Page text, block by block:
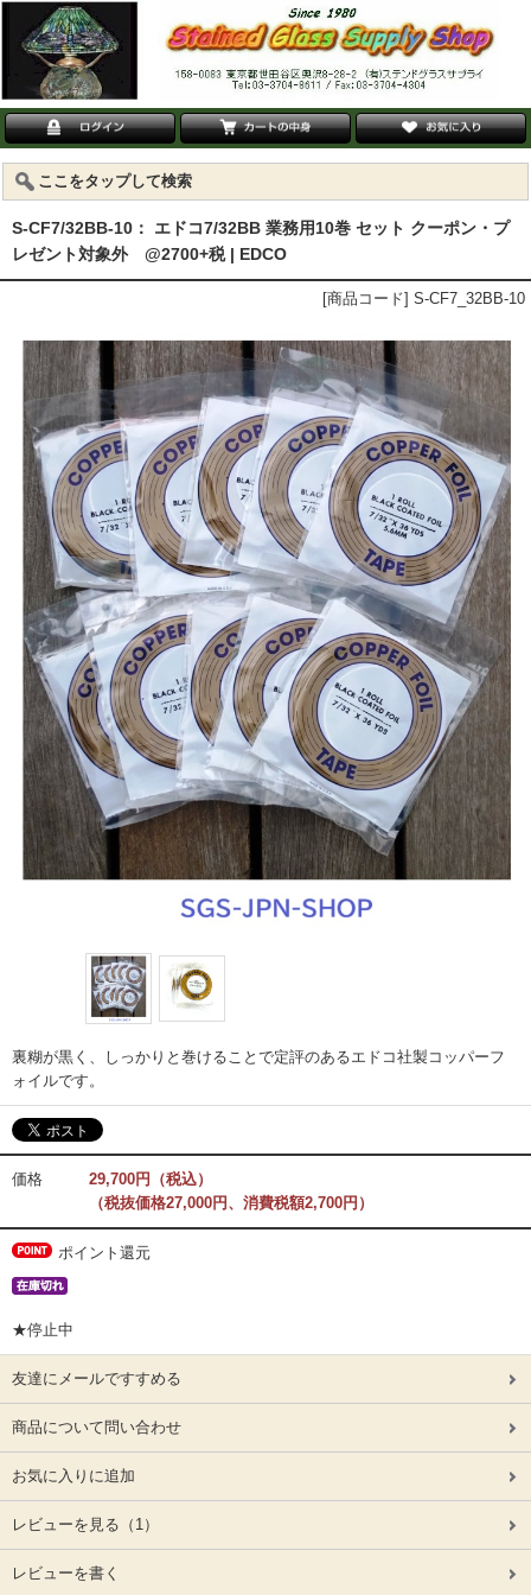
ここをタップして検索
S-CF7/32BB-10： エドコ7/32BB 業務用10巻 セット クーポン・プ
レゼント対象外 @2700+税 | EDCO
[商品コード] S-CF7_32BB-10
裏糊が黒く、しっかりと巻けることで定評のあるエドコ社製コッパーフ
ォイルです。
価格
29,700円（税込）
（税抜価格27,000円、消費税額2,700円）
ポイント還元
★停止中
友達にメールですすめる
商品について問い合わせ
お気に入りに追加
レビューを見る （1）
レビューを書く